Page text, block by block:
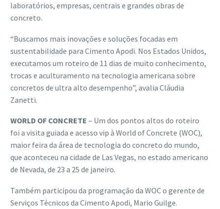
laboratórios, empresas, centrais e grandes obras de
concreto.
“Buscamos mais inovações e soluções focadas em
sustentabilidade para Cimento Apodi. Nos Estados Unidos,
executamos um roteiro de 11 dias de muito conhecimento,
trocas e aculturamento na tecnologia americana sobre
concretos de ultra alto desempenho”, avalia Cláudia
Zanetti.
WORLD OF CONCRETE – Um dos pontos altos do roteiro
foi a visita guiada e acesso vip à World of Concrete (WOC),
maior feira da área de tecnologia do concreto do mundo,
que aconteceu na cidade de Las Vegas, no estado americano
de Nevada, de 23 a 25 de janeiro.
Também participou da programação da WOC o gerente de
Serviços Técnicos da Cimento Apodi, Mario Guilge.